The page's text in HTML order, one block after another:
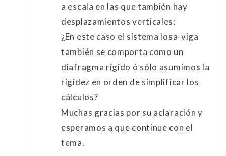
a escala en las que también hay
desplazamientos verticales:
¿En este caso el sistema losa-viga
también se comporta como un
diafragma rígido ó sólo asumimos la
rigidez en orden de simplificar los
cálculos?
Muchas gracias por su aclaración y
esperamos a que continue con el
tema.